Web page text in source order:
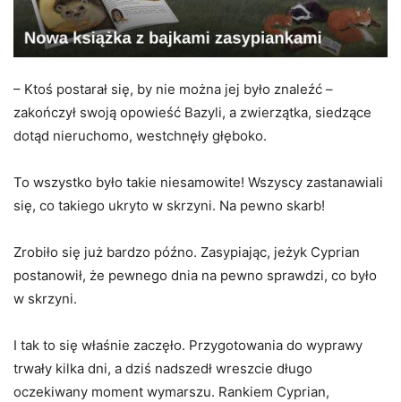
– Ktoś postarał się, by nie można jej było znaleźć –
zakończył swoją opowieść Bazyli, a zwierzątka, siedzące
dotąd nieruchomo, westchnęły głęboko.
To wszystko było takie niesamowite! Wszyscy zastanawiali
się, co takiego ukryto w skrzyni. Na pewno skarb!
Zrobiło się już bardzo późno. Zasypiając, jeżyk Cyprian
postanowił, że pewnego dnia na pewno sprawdzi, co było
w skrzyni.
I tak to się właśnie zaczęło. Przygotowania do wyprawy
trwały kilka dni, a dziś nadszedł wreszcie długo
oczekiwany moment wymarszu. Rankiem Cyprian,